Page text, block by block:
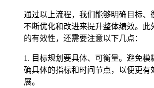
通过以上流程，我们能够明确目标、
不断优化和改进来提升整体绩效。此
的有效性，还需要注意以下几点：
1. 目标规划要具体、可衡量。避免模
确具体的指标和时间节点，以便更有
展。